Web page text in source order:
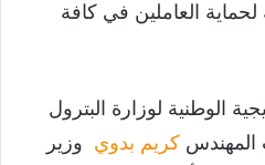
لحماية العاملين في كافة
الوطنية لوزارة البترول
المهندس كريم بدوي وزير